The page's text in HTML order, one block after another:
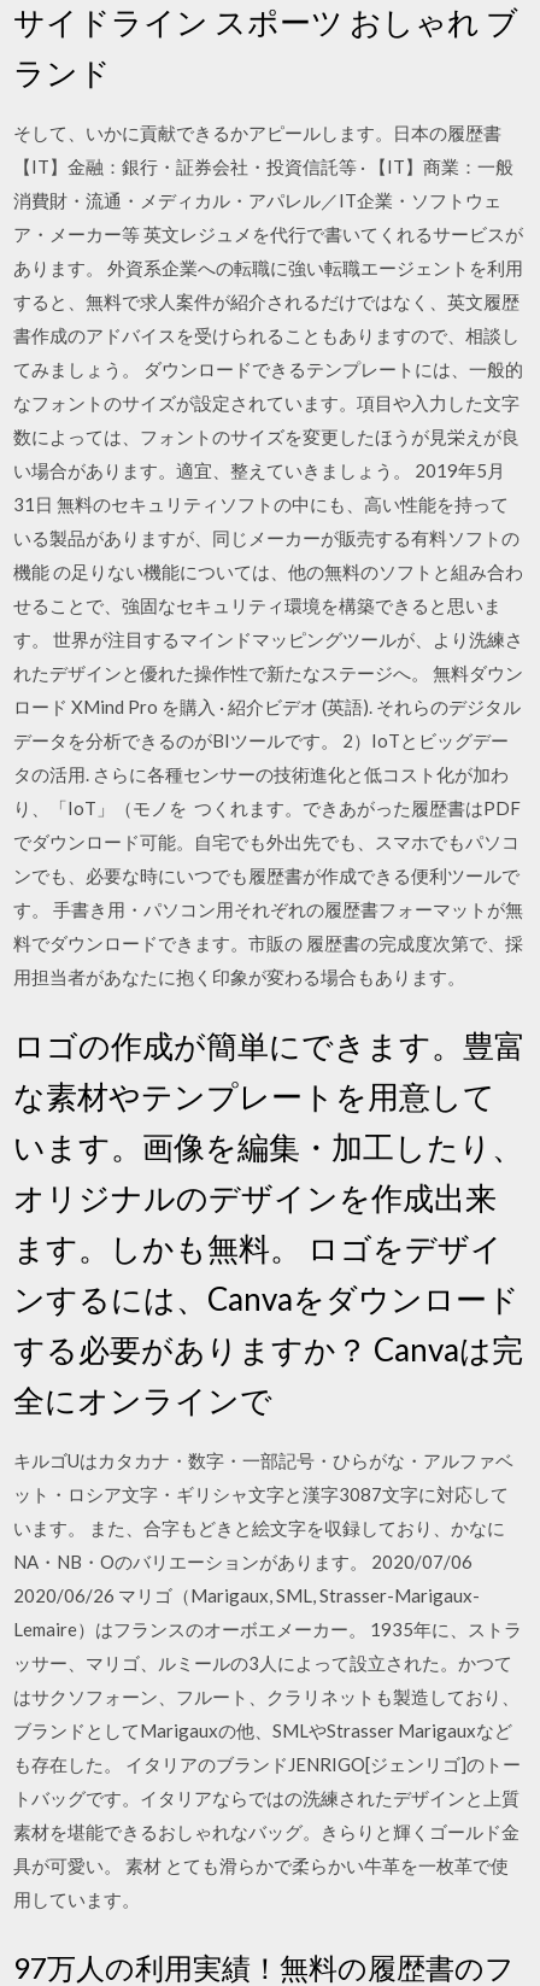
サイドライン スポーツ おしゃれ ブ
ランド
そして、いかに貢献できるかアピールします。日本の履歴書
【IT】金融：銀行・証券会社・投資信託等 · 【IT】商業：一般
消費財・流通・メディカル・アパレル／IT企業・ソフトウェ
ア・メーカー等 英文レジュメを代行で書いてくれるサービスが
あります。 外資系企業への転職に強い転職エージェントを利用
すると、無料で求人案件が紹介されるだけではなく、英文履歴
書作成のアドバイスを受けられることもありますので、相談し
てみましょう。 ダウンロードできるテンプレートには、一般的
なフォントのサイズが設定されています。項目や入力した文字
数によっては、フォントのサイズを変更したほうが見栄えが良
い場合があります。適宜、整えていきましょう。 2019年5月
31日 無料のセキュリティソフトの中にも、高い性能を持って
いる製品がありますが、同じメーカーが販売する有料ソフトの
機能 の足りない機能については、他の無料のソフトと組み合わ
せることで、強固なセキュリティ環境を構築できると思いま
す。 世界が注目するマインドマッピングツールが、より洗練さ
れたデザインと優れた操作性で新たなステージへ。 無料ダウン
ロード XMind Pro を購入 · 紹介ビデオ (英語). それらのデジタル
データを分析できるのがBIツールです。 2）IoTとビッグデー
タの活用. さらに各種センサーの技術進化と低コスト化が加わ
り、「IoT」（モノを つくれます。できあがった履歴書はPDF
でダウンロード可能。自宅でも外出先でも、スマホでもパソコ
ンでも、必要な時にいつでも履歴書が作成できる便利ツールで
す。 手書き用・パソコン用それぞれの履歴書フォーマットが無
料でダウンロードできます。市販の 履歴書の完成度次第で、採
用担当者があなたに抱く印象が変わる場合もあります。
ロゴの作成が簡単にできます。豊富
な素材やテンプレートを用意して
います。画像を編集・加工したり、
オリジナルのデザインを作成出来
ます。しかも無料。 ロゴをデザイ
ンするには、Canvaをダウンロード
する必要がありますか？ Canvaは完
全にオンラインで
キルゴUはカタカナ・数字・一部記号・ひらがな・アルファベ
ット・ロシア文字・ギリシャ文字と漢字3087文字に対応して
います。 また、合字もどきと絵文字を収録しており、かなに
NA・NB・Oのバリエーションがあります。 2020/07/06
2020/06/26 マリゴ（Marigaux, SML, Strasser-Marigaux-
Lemaire）はフランスのオーボエメーカー。 1935年に、ストラ
ッサー、マリゴ、ルミールの3人によって設立された。かつて
はサクソフォーン、フルート、クラリネットも製造しており、
ブランドとしてMarigauxの他、SMLやStrasser Marigauxなど
も存在した。 イタリアのブランドJENRIGO[ジェンリゴ]のトー
トバッグです。イタリアならではの洗練されたデザインと上質
素材を堪能できるおしゃれなバッグ。きらりと輝くゴールド金
具が可愛い。 素材 とても滑らかで柔らかい牛革を一枚革で使
用しています。
97万人の利用実績！無料の履歴書のフ